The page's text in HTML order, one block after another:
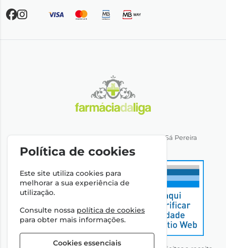
Direção Técnica: Dra. Ana Rita Miranda de Sá Pereira
NIPC: 501064974
Política de cookies
Este site utiliza cookies para
melhorar a sua experiência de
utilização.
Consulte nossa política de cookies
para obter mais informações.
Cookies essenciais